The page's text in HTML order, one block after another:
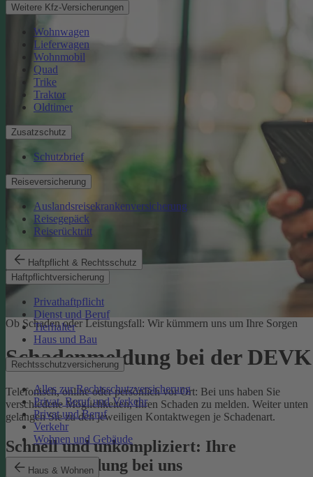
Weitere Kfz-Versicherungen
Wohnwagen
Lieferwagen
Wohnmobil
Quad
Trike
Traktor
Oldtimer
Zusatzschutz
Schutzbrief
Reiseversicherung
Auslandsreisekrankenversicherung
Reisegepäck
Reiserücktritt
Haftpflicht & Rechtsschutz
Haftpflichtversicherung
Privathaftpflicht
Dienst und Beruf
Tierhalter
Haus und Bau
Rechtsschutzversicherung
Alles zur Rechtsschutzversicherung
Privat, Beruf und Verkehr
Privat und Beruf
Verkehr
Wohnen und Gebäude
Haus & Wohnen
Ob Schaden oder Leistungsfall: Wir kümmern uns um Ihre Sorgen
Schadenmeldung bei der DEVK
Telefonisch, online oder persönlich vor Ort: Bei uns haben Sie
verschiedene Möglichkeiten, Ihren Schaden zu melden. Weiter unten
gelangen Sie zu den jeweiligen Kontaktwegen je Schadenart.
Schnell und unkompliziert: Ihre
Schadenmeldung bei uns